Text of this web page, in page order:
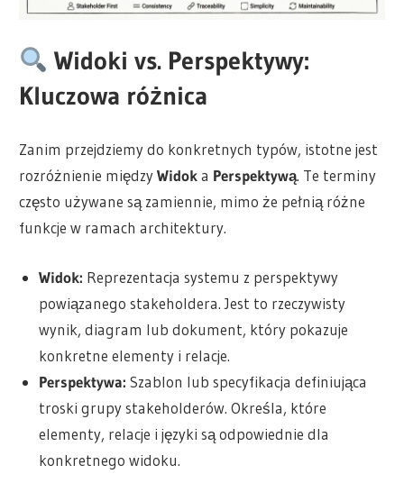
Widoki vs. Perspektywy:
Kluczowa różnica
Zanim przejdziemy do konkretnych typów, istotne jest
rozróżnienie międzyWidoka Perspektywą. Te terminy
często używane są zamiennie, mimo że pełnią różne
funkcje w ramach architektury.
Widok: Reprezentacja systemu z perspektywy
powiązanego stakeholdera. Jest to rzeczywisty
wynik, diagram lub dokument, który pokazuje
konkretne elementy i relacje.
Perspektywa: Szablon lub specyfikacja definiująca
troski grupy stakeholderów. Określa, które
elementy, relacje i języki są odpowiednie dla
konkretnego widoku.